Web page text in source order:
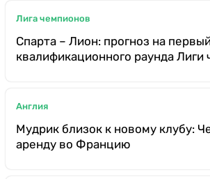
Лига чемпионов
Спарта – Лион: прогноз на
квалификационного раунда Лиги
Англия
Мудрик близок к новому клубу:
аренду во Францию